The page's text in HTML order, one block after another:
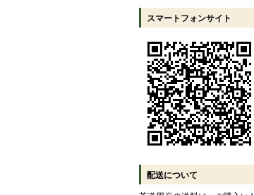
スマートフォンサイト
配送について